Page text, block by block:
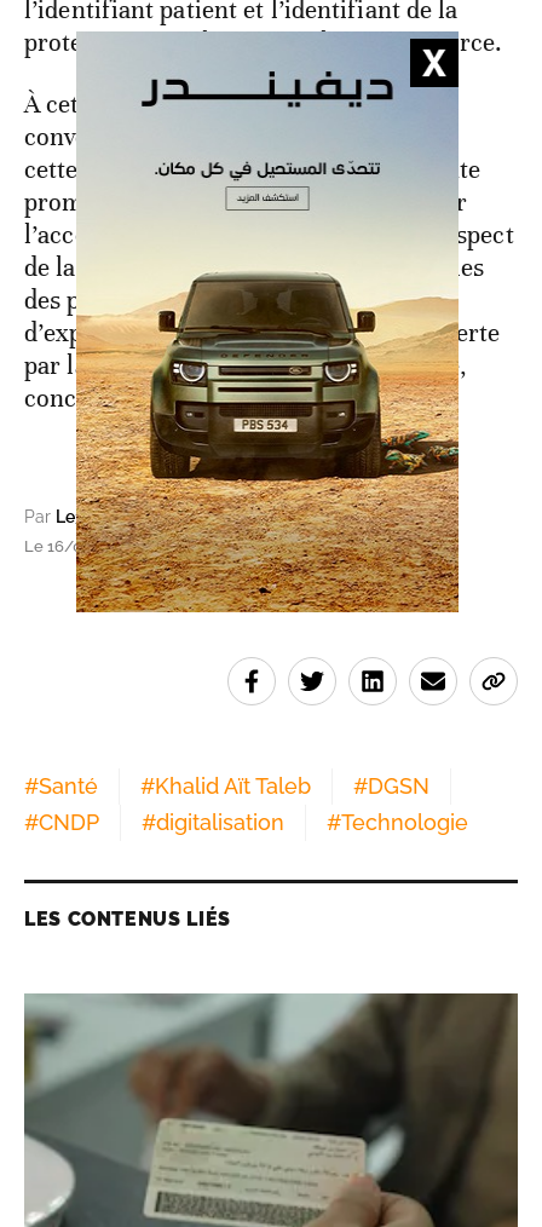
l’identifiant patient et l’identifiant de la
protection sociale, précise la même source.
À cet effet, les parties signataires de la
convention tripartite se réjouissent que
cette convention soit un terrain d’entente
prometteur pour améliorer et simplifier
l’accès aux services de santé, dans le respect
de la protection des données personnelles
des patients, et offre la possibilité
d’exploiter la technologie de service offerte
par la CNIE dans le domaine de la santé,
conclut le communiqué.
Par Le360 (avec MAP)
Le 16/06/2023 à 16h51
#Santé #Khalid Aït Taleb #DGSN
#CNDP #digitalisation #Technologie
LES CONTENUS LIÉS